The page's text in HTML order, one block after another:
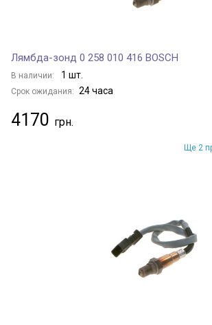
Лямбда-зонд 0 258 010 416 BOSCH
В наличии: 1 шт.
Срок ожидания: 24 часа
4170
Ще 2